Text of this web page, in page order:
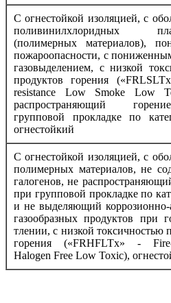
С огнестойкой изоляцией, c
поливинилхлоридных
(полимерных материалов),
пожароопасности, с
газовыделением, с низкой
продуктов горения
resistance Low Smoke Low
распространяющий
групповой прокладке по
огнестойкий
С огнестойкой изоляцией, с
полимерных материалов, не
галогенов, не
при групповой прокладке по
и не выделяющий
газообразных продуктов при
тлении, с низкой токсичностью
горения («FRHFLTx» - Fire-
Halogen Free Low Toxic),